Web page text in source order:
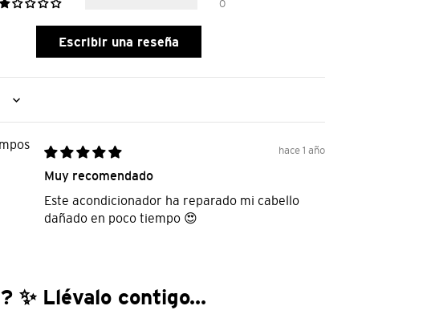
0
Escribir una reseña
hace 1 año
Muy recomendado
Este acondicionador ha reparado mi cabello
dañado en poco tiempo 😍
✨ Llévalo contigo...